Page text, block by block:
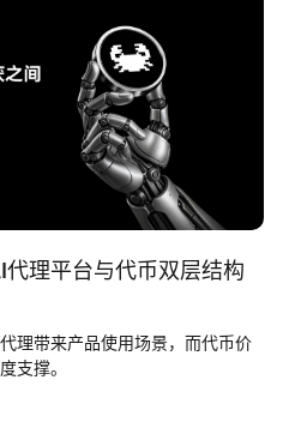
理平台与代币双层结构
理带来产品使用场景，而代币价
支撑。